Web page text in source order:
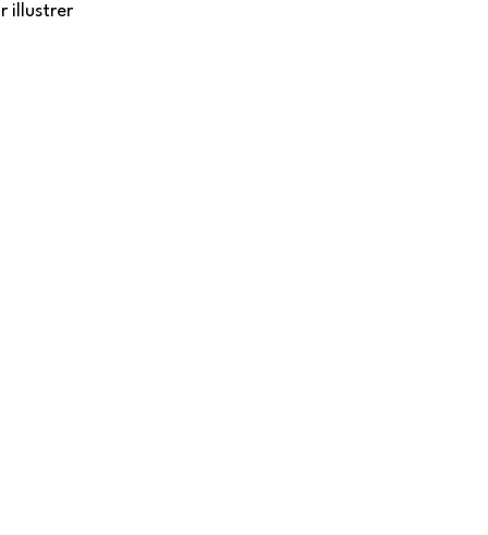
illustrer